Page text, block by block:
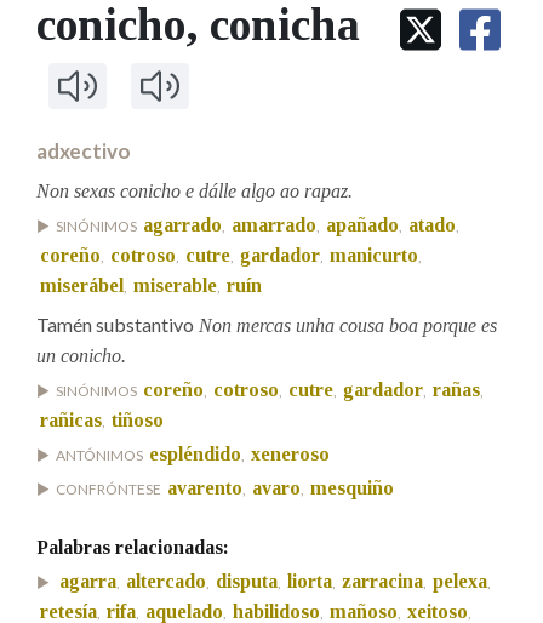
IDENTIDADE CORPORATIVA
MARCIAL DEL ADALID
FIGURAS HOMENAXEADAS
PORTAL DAS PALABRAS
Facebook
TwitterYoutubeInstagramBluesky
BUSCAR NOS LEMAS
Comeza por
Contén
Nas definicións
Na fraseoloxía
conicho, conicha
adxectivo
Non sexas conicho e dálle algo ao rapaz.
SINÓNIMOS agarrado, amarrado, apañado, atado,
coreño, cotroso, cutre, gardador, manicurto,
miserábel , miserable, ruín
Tamén substantivo Non mercas unha cousa boa porque es
un conicho.
SINÓNIMOS coreño, cotroso, cutre, gardador, rañas,
rañicas, tiñoso
ANTÓNIMOS espléndido, xeneroso
CONFRÓNTESE avarento, avaro, mesquiño
Palabras relacionadas:
agarra, altercado, disputa, liorta, zarracina, pelexa,
retesía, rifa, aquelado, habilidoso, mañoso, xeitoso,